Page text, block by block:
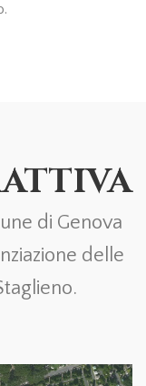
di Genova
delle